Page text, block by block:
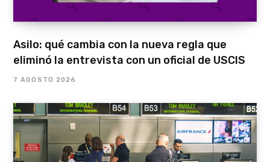
Asilo: qué cambia con la nueva regla que
eliminó la entrevista con un oficial de USCIS
7 AGOSTO 2026